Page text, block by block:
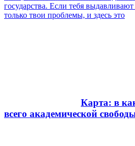
государства. Если тебя
только твои проблемы, и здесь это
Карта: в
всего академической